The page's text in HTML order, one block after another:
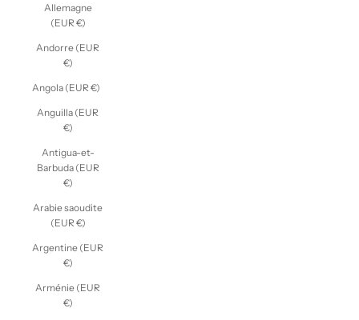
Allemagne
(EUR €)
Andorre (EUR
€)
Angola (EUR €)
Anguilla (EUR
€)
Antigua-et-
Barbuda (EUR
€)
Arabie saoudite
(EUR €)
Argentine (EUR
€)
Arménie (EUR
€)